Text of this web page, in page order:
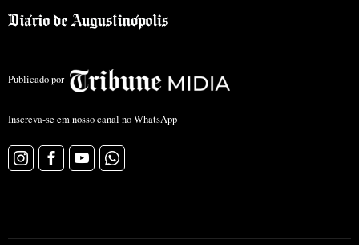
Publicado por
Inscreva-se em nosso canal no WhatsApp